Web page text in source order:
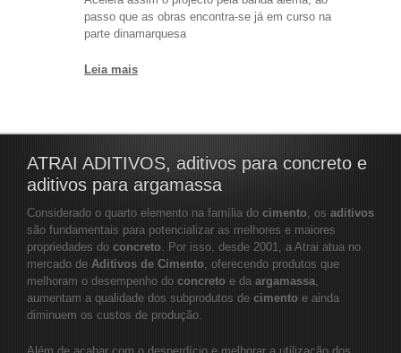
passo que as obras encontra-se já em curso na
parte dinamarquesa
Leia mais
ATRAI ADITIVOS, aditivos para concreto e
aditivos para argamassa
Considerado o quarto elemento na família do cimento , os aditivos
são fundamentais para potencializar as melhores e maiores
propriedades do concreto . Por isso, desde 2001, a Atrai atua no
mercado de Aditivos de Cimento , oferecendo produtos que
melhoram o desempenho do concreto e da argamassa
aumentam a qualidade dos subprodutos de cimento e ainda
diminuem os custos de produção.
Além de acabar com o desperdício e melhorar a utilização dos